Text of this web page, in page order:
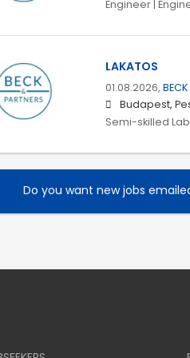
Engineer |
LAKATOS
01.08.2026,
Budapest,
Semi-skilled
Do you want new jobs